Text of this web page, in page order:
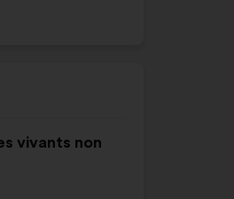
vivants non